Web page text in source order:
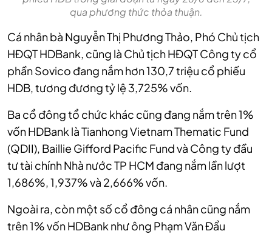
qua phương thức thỏa thuận.
Cá nhân bà Nguyễn Thị Phương Thảo, Phó Chủ tịch
HĐQT HDBank, cũng là Chủ tịch HĐQT Công ty cổ
phần Sovico đang nắm hơn 130,7 triệu cổ phiếu
HDB, tương đương tỷ lệ 3,725% vốn.
Ba cổ đông tổ chức khác cũng đang nắm trên 1%
vốn HDBank là Tianhong Vietnam Thematic Fund
(QDII), Baillie Gifford Pacific Fund và Công ty đầu
tư tài chính Nhà nước TP HCM đang nắm lần lượt
1,686%, 1,937% và 2,666% vốn.
Ngoài ra, còn một số cổ đông cá nhân cũng nắm
trên 1% vốn HDBank như ông Phạm Văn Đẩu